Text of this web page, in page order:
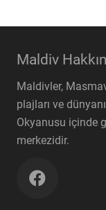
Maldiv
Maldivler,
plajları ve
Okyanusu içinde
merkezidir.